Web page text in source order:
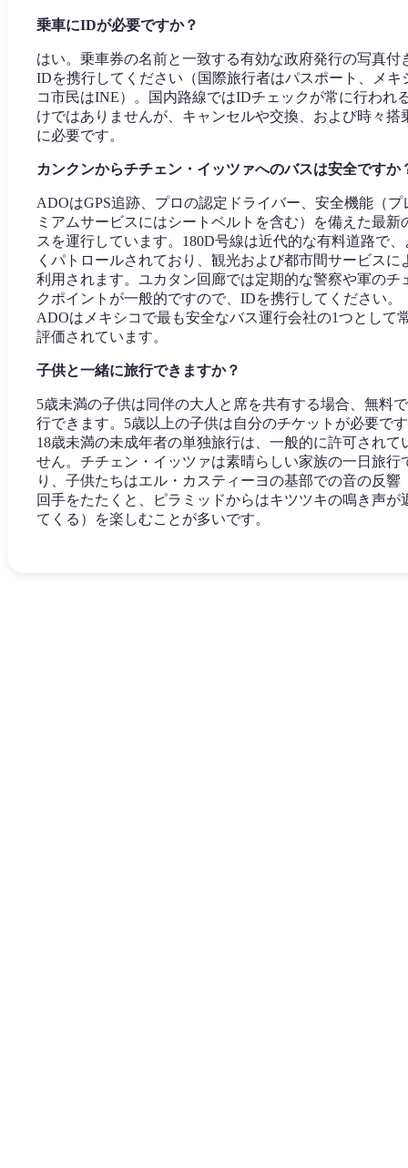
乗車にIDが必要ですか？
はい。乗車券の名前と一致する有効な政府発行の写真付
IDを携行してください（国際旅行者はパスポート、メキ
コ市民はINE）。国内路線ではIDチェックが常に行われ
けではありませんが、キャンセルや交換、および時々搭
に必要です。
カンクンからチチェン・イッツァへのバスは安全ですか
ADOはGPS追跡、プロの認定ドライバー、安全機能（プ
ミアムサービスにはシートベルトを含む）を備えた最新
スを運行しています。180D号線は近代的な有料道路で、
くパトロールされており、観光および都市間サービスに
利用されます。ユカタン回廊では定期的な警察や軍のチ
クポイントが一般的ですので、IDを携行してください。
ADOはメキシコで最も安全なバス運行会社の1つとして
評価されています。
子供と一緒に旅行できますか？
5歳未満の子供は同伴の大人と席を共有する場合、無料
行できます。5歳以上の子供は自分のチケットが必要で
18歳未満の未成年者の単独旅行は、一般的に許可されて
せん。チチェン・イッツァは素晴らしい家族の一日旅行
り、子供たちはエル・カスティーヨの基部での音の反響
回手をたたくと、ピラミッドからはキツツキの鳴き声が
てくる）を楽しむことが多いです。